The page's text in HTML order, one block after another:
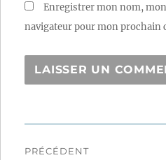
Enregistrer mon nom,
navigateur pour mon prochain
PRÉCÉDENT